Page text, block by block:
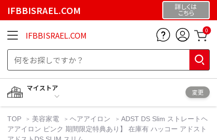
IFBBISRAEL.COM 詳しくは
こちら
IFBBISRAEL.COM 0
マイストア
変更
TOP 美容家電 ヘアアイロン
ADST DS Slim ストレートヘ
アアイロン ピンク 期間限定特典あり】 在庫有 ハッコー アドスト